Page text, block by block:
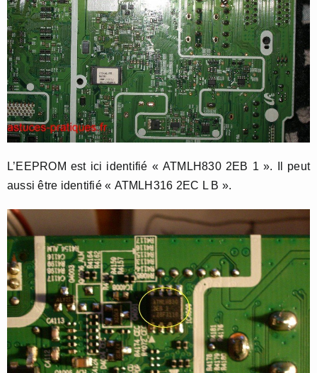
L’EEPROM est ici identifié « ATMLH830 2EB 1 ». Il peut
aussi être identifié « ATMLH316 2EC L B ».